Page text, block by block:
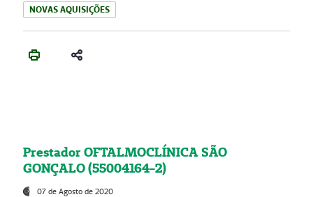
NOVAS AQUISIÇÕES
Prestador OFTALMOCLÍNICA SÃO
GONÇALO (55004164-2)
07 de Agosto de 2020